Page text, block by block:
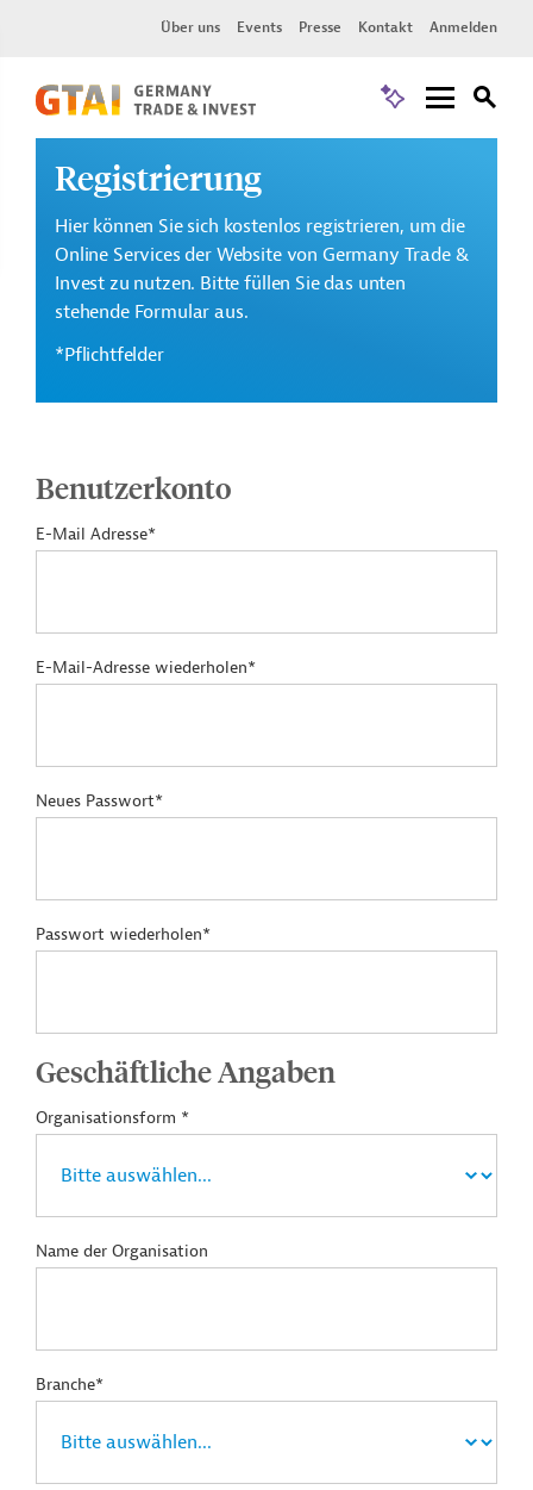
Über uns Events Presse Kontakt Anmelden
Registrierung
Hier können Sie sich kostenlos registrieren, um die
Online Services der Website von Germany Trade &
Invest zu nutzen. Bitte füllen Sie das unten
stehende Formular aus.
*Pflichtfelder
Benutzerkonto
E-Mail Adresse*
E-Mail-Adresse wiederholen*
Neues Passwort*
Passwort wiederholen*
Geschäftliche Angaben
Organisationsform *
Name der Organisation
Branche*